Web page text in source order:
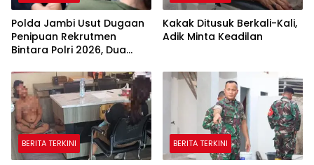
Polda Jambi Usut Dugaan
Penipuan Rekrutmen
Bintara Polri 2026, Dua
Kakak Ditusuk Berkali-Kali,
Adik Minta Keadilan
BERITA TERKINI BERITA TERKINI